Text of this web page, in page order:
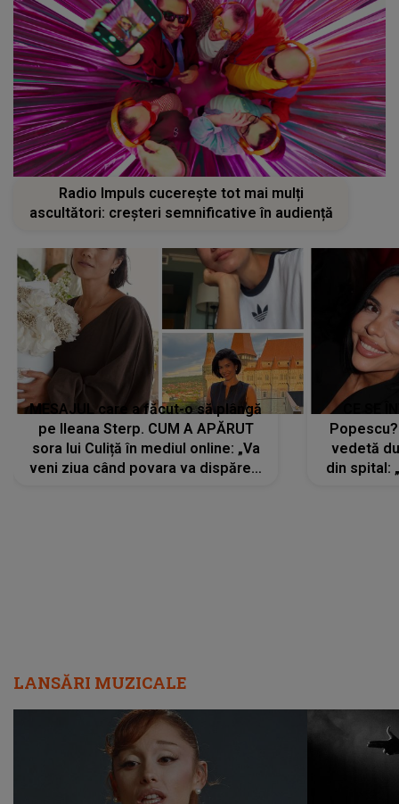
Radio Impuls cucerește tot mai mulți
ascultători: creșteri semnificative în audiență
MESAJUL care a făcut-o să plângă
pe Ileana Sterp. CUM A APĂRUT
sora lui Culiță în mediul online: „Va
veni ziua când povara va dispărea,
vedetă
din spital:
LANSĂRI MUZICALE